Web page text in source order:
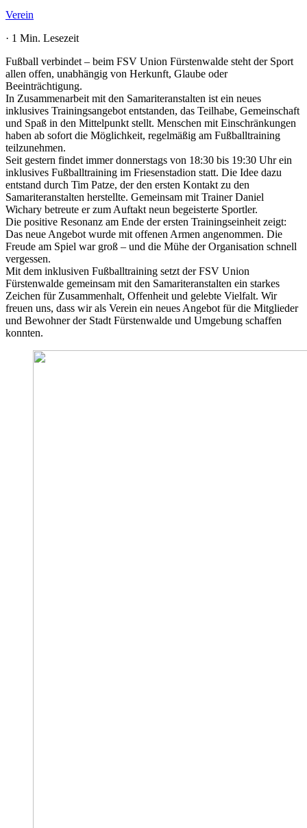
Verein
· 1 Min. Lesezeit
Fußball verbindet – beim FSV Union Fürstenwalde steht der Sport
allen offen, unabhängig von Herkunft, Glaube oder
Beeinträchtigung.
In Zusammenarbeit mit den Samariteranstalten ist ein neues
inklusives Trainingsangebot entstanden, das Teilhabe, Gemeinschaft
und Spaß in den Mittelpunkt stellt. Menschen mit Einschränkungen
haben ab sofort die Möglichkeit, regelmäßig am Fußballtraining
teilzunehmen.
Seit gestern findet immer donnerstags von 18:30 bis 19:30 Uhr ein
inklusives Fußballtraining im Friesenstadion statt. Die Idee dazu
entstand durch Tim Patze, der den ersten Kontakt zu den
Samariteranstalten herstellte. Gemeinsam mit Trainer Daniel
Wichary betreute er zum Auftakt neun begeisterte Sportler.
Die positive Resonanz am Ende der ersten Trainingseinheit zeigt:
Das neue Angebot wurde mit offenen Armen angenommen. Die
Freude am Spiel war groß – und die Mühe der Organisation schnell
vergessen.
Mit dem inklusiven Fußballtraining setzt der FSV Union
Fürstenwalde gemeinsam mit den Samariteranstalten ein starkes
Zeichen für Zusammenhalt, Offenheit und gelebte Vielfalt. Wir
freuen uns, dass wir als Verein ein neues Angebot für die Mitglieder
und Bewohner der Stadt Fürstenwalde und Umgebung schaffen
konnten.